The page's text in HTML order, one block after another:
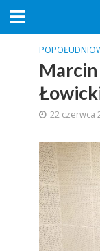
22 czerwca